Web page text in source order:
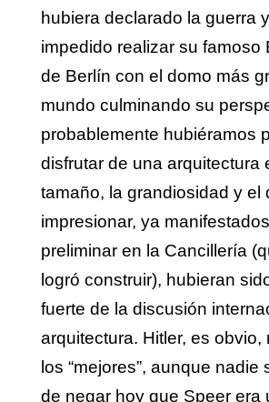
hubiera declarado la guerra
impedido realizar su famoso
de Berlín con el domo más
mundo culminando su
probablemente hubiéramos
disfrutar de una arquitectura
tamaño, la grandiosidad y el
impresionar, ya
preliminar en la Cancillería
logró construir), hubieran
fuerte de la discusión
arquitectura. Hitler, es obvio,
los “mejores”, aunque nadie
de negar hoy que Speer era